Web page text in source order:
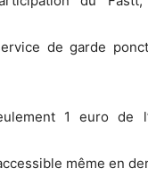
de garde
1 euro de
même en